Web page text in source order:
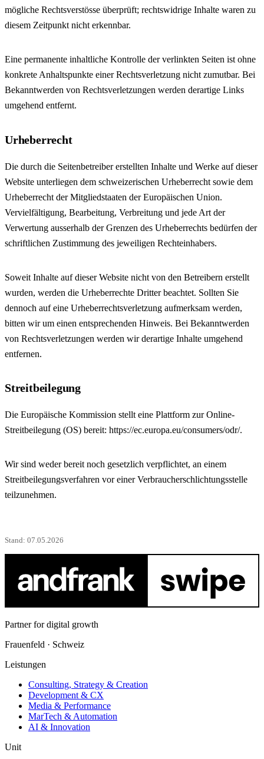
mögliche Rechtsverstösse überprüft; rechtswidrige Inhalte waren zu
diesem Zeitpunkt nicht erkennbar.
Eine permanente inhaltliche Kontrolle der verlinkten Seiten ist ohne
konkrete Anhaltspunkte einer Rechtsverletzung nicht zumutbar. Bei
Bekanntwerden von Rechtsverletzungen werden derartige Links
umgehend entfernt.
Urheberrecht
Die durch die Seitenbetreiber erstellten Inhalte und Werke auf dieser
Website unterliegen dem schweizerischen Urheberrecht sowie dem
Urheberrecht der Mitgliedstaaten der Europäischen Union.
Vervielfältigung, Bearbeitung, Verbreitung und jede Art der
Verwertung ausserhalb der Grenzen des Urheberrechts bedürfen der
schriftlichen Zustimmung des jeweiligen Rechteinhabers.
Soweit Inhalte auf dieser Website nicht von den Betreibern erstellt
wurden, werden die Urheberrechte Dritter beachtet. Sollten Sie
dennoch auf eine Urheberrechtsverletzung aufmerksam werden,
bitten wir um einen entsprechenden Hinweis. Bei Bekanntwerden
von Rechtsverletzungen werden wir derartige Inhalte umgehend
entfernen.
Streitbeilegung
Die Europäische Kommission stellt eine Plattform zur Online-
Streitbeilegung (OS) bereit: https://ec.europa.eu/consumers/odr/.
Wir sind weder bereit noch gesetzlich verpflichtet, an einem
Streitbeilegungsverfahren vor einer Verbraucherschlichtungsstelle
teilzunehmen.
Stand: 07.05.2026
Partner for digital growth
Frauenfeld · Schweiz
Leistungen
Consulting, Strategy & Creation
Development & CX
Media & Performance
MarTech & Automation
AI & Innovation
Unit